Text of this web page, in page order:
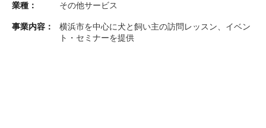
業種： その他サービス
事業内容：
横浜市を中心に犬と飼い主の訪問レッスン、イベン
ト・セミナーを提供